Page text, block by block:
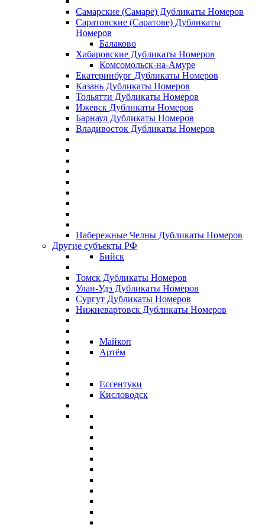
Самарские (Самаре) Дубликаты Номеров
Саратовские (Саратове) Дубликаты
Номеров
Балаково
Хабаровские Дубликаты Номеров
Комсомольск-на-Амуре
Екатеринбург Дубликаты Номеров
Казань Дубликаты Номеров
Тольятти Дубликаты Номеров
Ижевск Дубликаты Номеров
Барнаул Дубликаты Номеров
Владивосток Дубликаты Номеров
Набережные Челны Дубликаты Номеров
Другие субъекты РФ
Бийск
Томск Дубликаты Номеров
Улан-Удэ Дубликаты Номеров
Сургут Дубликаты Номеров
Нижневартовск Дубликаты Номеров
Майкоп
Артём
Ессентуки
Кисловодск